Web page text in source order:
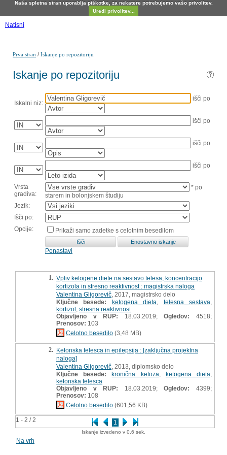
Naša spletna stran uporablja piškotke, za nekatere potrebujemo vašo privolitev.
Uredi privolitev...
Natisni
Prva stran /Iskanje po repozitoriju
Iskanje po repozitoriju
Iskalni niz:
išči po
išči po
išči po
išči po
Vrsta
gradiva:
* po
starem in bolonjskem študiju
Jezik:
Išči po:
Opcije:
Prikaži samo zadetke s celotnim besedilom
Ponastavi
1 - 2 / 2 1
1. Vpliv ketogene diete na sestavo telesa, koncentracijo
kortizola in stresno reaktivnost : magistrska naloga
Valentina Gligorevič , 2017, magistrsko delo
Ključne besede:
ketogena dieta telesna sestava
kortizol stresna reaktivnost
Objavljeno v RUP: 18.03.2019;Ogledov:
4518;
Prenosov: 103
Celotno besedilo (3,48 MB)
2. Ketonska telesca in epilepsija : [zaključna projektna
naloga]
Valentina Gligorevič , 2013, diplomsko delo
Ključne besede:
kronična ketoza ketogena dieta
ketonska telesca
Objavljeno v RUP: 18.03.2019;Ogledov:
4399;
Prenosov: 108
Celotno besedilo (601,56 KB)
Iskanje izvedeno v 0.6 sek.
Na vrh